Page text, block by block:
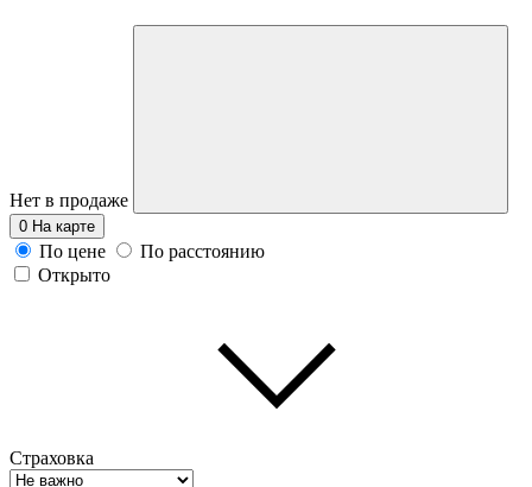
Нет в продаже
0 На карте
По цене
По расстоянию
Открыто
Страховка